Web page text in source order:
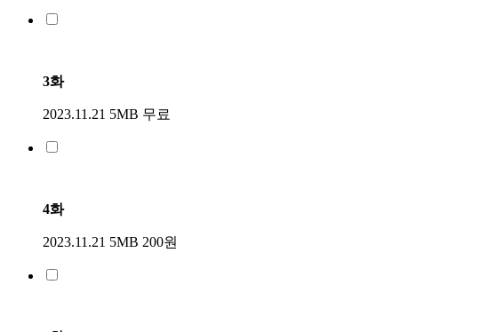
3화
2023.11.21 5MB 무료
4화
2023.11.21 5MB 200원